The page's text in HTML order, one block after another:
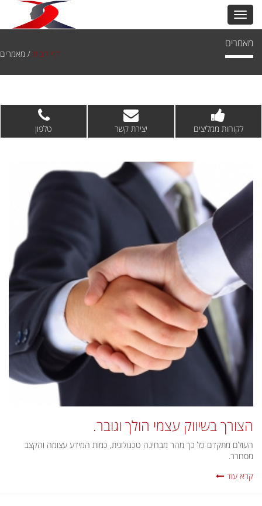
מאמרים
דף הבית / מאמרים
לקוחות ממליצים יצירת קשר טלפון
הצורך בשיווק עצמי הולך וגובר.
העולם מתקדם כל כך מהר מבחינה טכנולוגית, כמות המידע עצומה והקצב
מסחרר.
קרא עוד